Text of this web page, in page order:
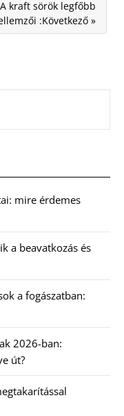
A kraft sörök legfőbb
:Következő »
mire érdemes
a beavatkozás és
a fogászatban:
2026-ban:
út?